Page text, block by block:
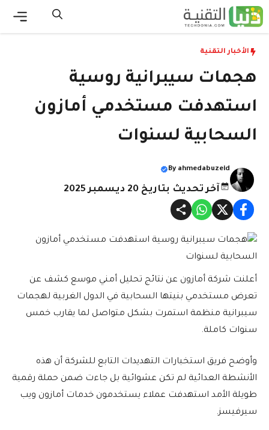
انتقل
إلى
الأخبار التقنية
هجمات سيبرانية روسية
استهدفت مستخدمي أمازون
السحابية لسنوات
By ahmedabuzeid
آخر تحديث بتاريخ 20 ديسمبر 2025
أعلنت شركة أمازون عن نتائج تحليل أمني موسع كشف عن
تعرض مستخدمي بنيتها السحابية في الدول الغربية لهجمات
سيبرانية منظمة استمرت بشكل متواصل لما يقارب خمس
سنوات كاملة.
وأوضح فريق استخبارات التهديدات التابع للشركة أن هذه
الأنشطة العدائية لم تكن عشوائية بل جاءت ضمن حملة رقمية
طويلة الأمد استهدفت عملاء يستخدمون خدمات أمازون ويب
سيرفيسز.